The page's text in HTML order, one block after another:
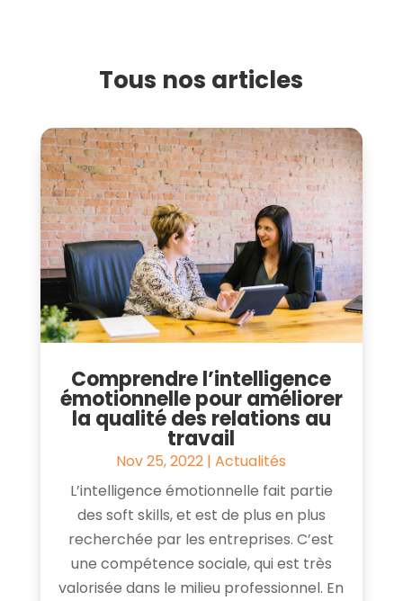
Tous nos articles
Comprendre l’intelligence
émotionnelle pour améliorer
la qualité des relations au
travail
Nov 25, 2022 |Actualités
L’intelligence émotionnelle fait partie
des soft skills, et est de plus en plus
recherchée par les entreprises. C’est
une compétence sociale, qui est très
valorisée dans le milieu professionnel. En